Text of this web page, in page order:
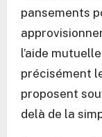
pansements
l’aide
précisément
proposent
delà de la